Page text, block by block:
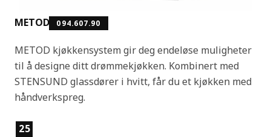
METOD 094.607.90
METOD kjøkkensystem gir deg endeløse muligheter
til å designe ditt drømmekjøkken. Kombinert med
STENSUND glassdører i hvitt, får du et kjøkken med
håndverkspreg.
Produktfunksjoner
25